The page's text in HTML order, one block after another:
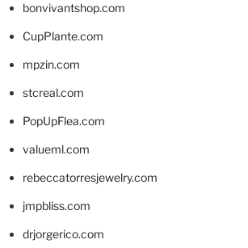
bonvivantshop.com
CupPlante.com
mpzin.com
stcreal.com
PopUpFlea.com
valueml.com
rebeccatorresjewelry.com
jmpbliss.com
drjorgerico.com